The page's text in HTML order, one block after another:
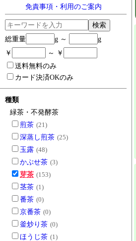
免責事項・利用のご案内
検索
総重量 g ～
g
￥
～ ￥
送料無料のみ
カード決済OKのみ
種類
緑茶・不発酵茶
煎茶 (21)
深蒸し煎茶 (25)
玉露 (48)
かぶせ茶 (3)
芽茶 (153)
茎茶 (1)
番茶 (0)
京番茶 (0)
釜炒り茶 (0)
ほうじ茶 (1)